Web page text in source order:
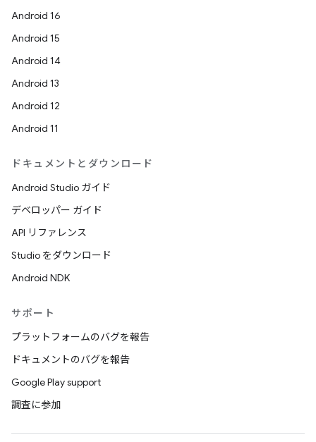
Android 16
Android 15
Android 14
Android 13
Android 12
Android 11
ドキュメントとダウンロード
Android Studio ガイド
デベロッパー ガイド
API リファレンス
Studio をダウンロード
Android NDK
サポート
プラットフォームのバグを報告
ドキュメントのバグを報告
Google Play support
調査に参加